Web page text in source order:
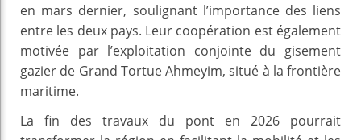
en mars dernier, soulignant l’importance des liens
entre les deux pays. Leur coopération est également
motivée par l’exploitation conjointe du gisement
gazier de Grand Tortue Ahmeyim, situé à la frontière
maritime.
La fin des travaux du pont en 2026 pourrait